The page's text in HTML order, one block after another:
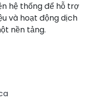
hệ thống để hỗ trợ
và hoạt động dịch
nền tảng.